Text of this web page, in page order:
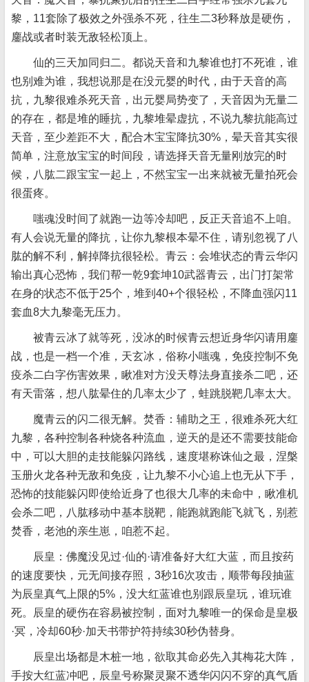
黎，11套除了极效之外强杀不死，往生二3秒释放是硬伤，
鏖战或者时装无敌轻松顶上。
仙的三天加同归二。都说天音和九黎谁也打不死谁，谁
也别难为谁，我想说那是在没元婴的时代，由于天音的高
抗，九黎很难杀死天音，出元婴局势变了，天音因为无量二
的存在，都是堆的睡抗，九黎堆晕虚抗，不说九黎抗能高过
天音，至少差距不大，配合木宝宝降抗30%，晕天音其实很
简单，注意放宝宝的时间段，请选择天音无量刚放完的时
候，八肱二跟宝宝一起上，不然宝宝一出来就被无量拍死会
很蛋疼。
嗤魂没时间了就跑一边等冷却吧，反正天音追不上咱。
有人会说无量的降抗，让你九黎根本晕不住，请别忽视了八
肱的解不利，解掉降抗很轻松。青云：会堆状态的青云华闪
输出真心恐怖，我们帮一乾9套坤10武器青云，出门打架常
在身的状态不低于25个，堆到40+个很轻松，不降血强闪11
套血8大九黎毫无压力。
被青云冰了就等死，没冰的时候青云想近身华闪请用鏖
战，也是一档一个准，天玄冰，俗称小嗤魂，免疫控制不免
疫杀二白字伤害效果，瞅准对方没天尊法身直接杀二吧，还
有天雷落，想八肱晕住的几率太少了，蛙跳脱靶几率太大。
魔青云的闪二很无解。焚香：辅助之王，很难杀死大红
九黎，各种控制各种烧各种流血，逆天的是还不需要技能命
中，可以大胆的走技能躲闪路线，速度堪称诛仙之最，涅槃
玉册火龙各种无敌和免疫，让九黎不小心追上也无从下手，
恐怖的技能躲闪即使给近身了也很大几率的未命中，瞅准机
会杀二吧，八肱移动中基本脱靶，能跑就跑能飞就飞，别惹
焚香，老池的亲生崽，咱惹不起。
辰皇：佛魔没见过·仙的·请准备好大红大蓝，而且按药
的速度要快，元无间接存照，3秒16次攻击，顺带每段抽蓝
为辰皇真气上限的5%，没大红蓝谁也别跟辰皇玩，谁玩谁
死。辰皇的硬伤在容易被控制，面对九黎唯一的保命是皇极
·冥，冷却60秒·加天书带护符持续30秒伪替身。
辰皇出场都是木桩一地，欲取其命必先入其梅花大阵，
手按大红蓝冲吧，辰皇号称聚灵聚不透华闪闪不穿的真气盾